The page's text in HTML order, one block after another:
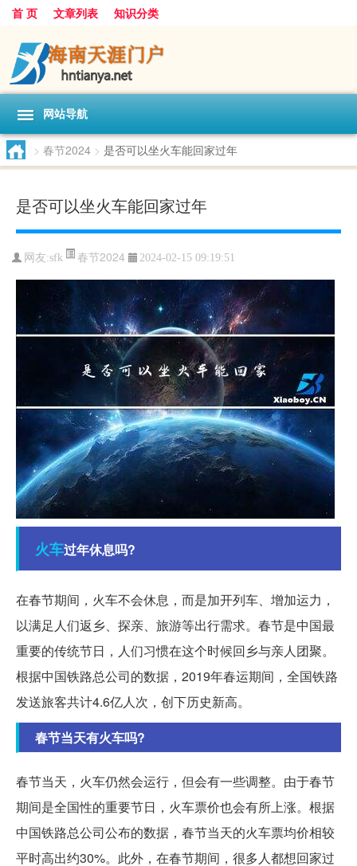
首 页 文章列表 知识分类
网站导航
> 春节2024 > 是否可以坐火车能回家过年
是否可以坐火车能回家过年
网友:sfk 春节2024 2024-02-15 09:19:51
火车过年休息吗?
在春节期间，火车不会休息，而是加开列车、增加运力，
以满足人们返乡、探亲、旅游等出行需求。春节是中国最
重要的传统节日，人们习惯在这个时候回乡与亲人团聚。
根据中国铁路总公司的数据，2019年春运期间，全国铁路
发送旅客共计4.6亿人次，创下历史新高。
春节当天有火车吗?
春节当天，火车仍然会运行，但会有一些调整。由于春节
期间是全国性的重要节日，火车票价也会有所上涨。根据
中国铁路总公司公布的数据，春节当天的火车票均价相较
平时高出约30%。此外，在春节期间，很多人都想回家过